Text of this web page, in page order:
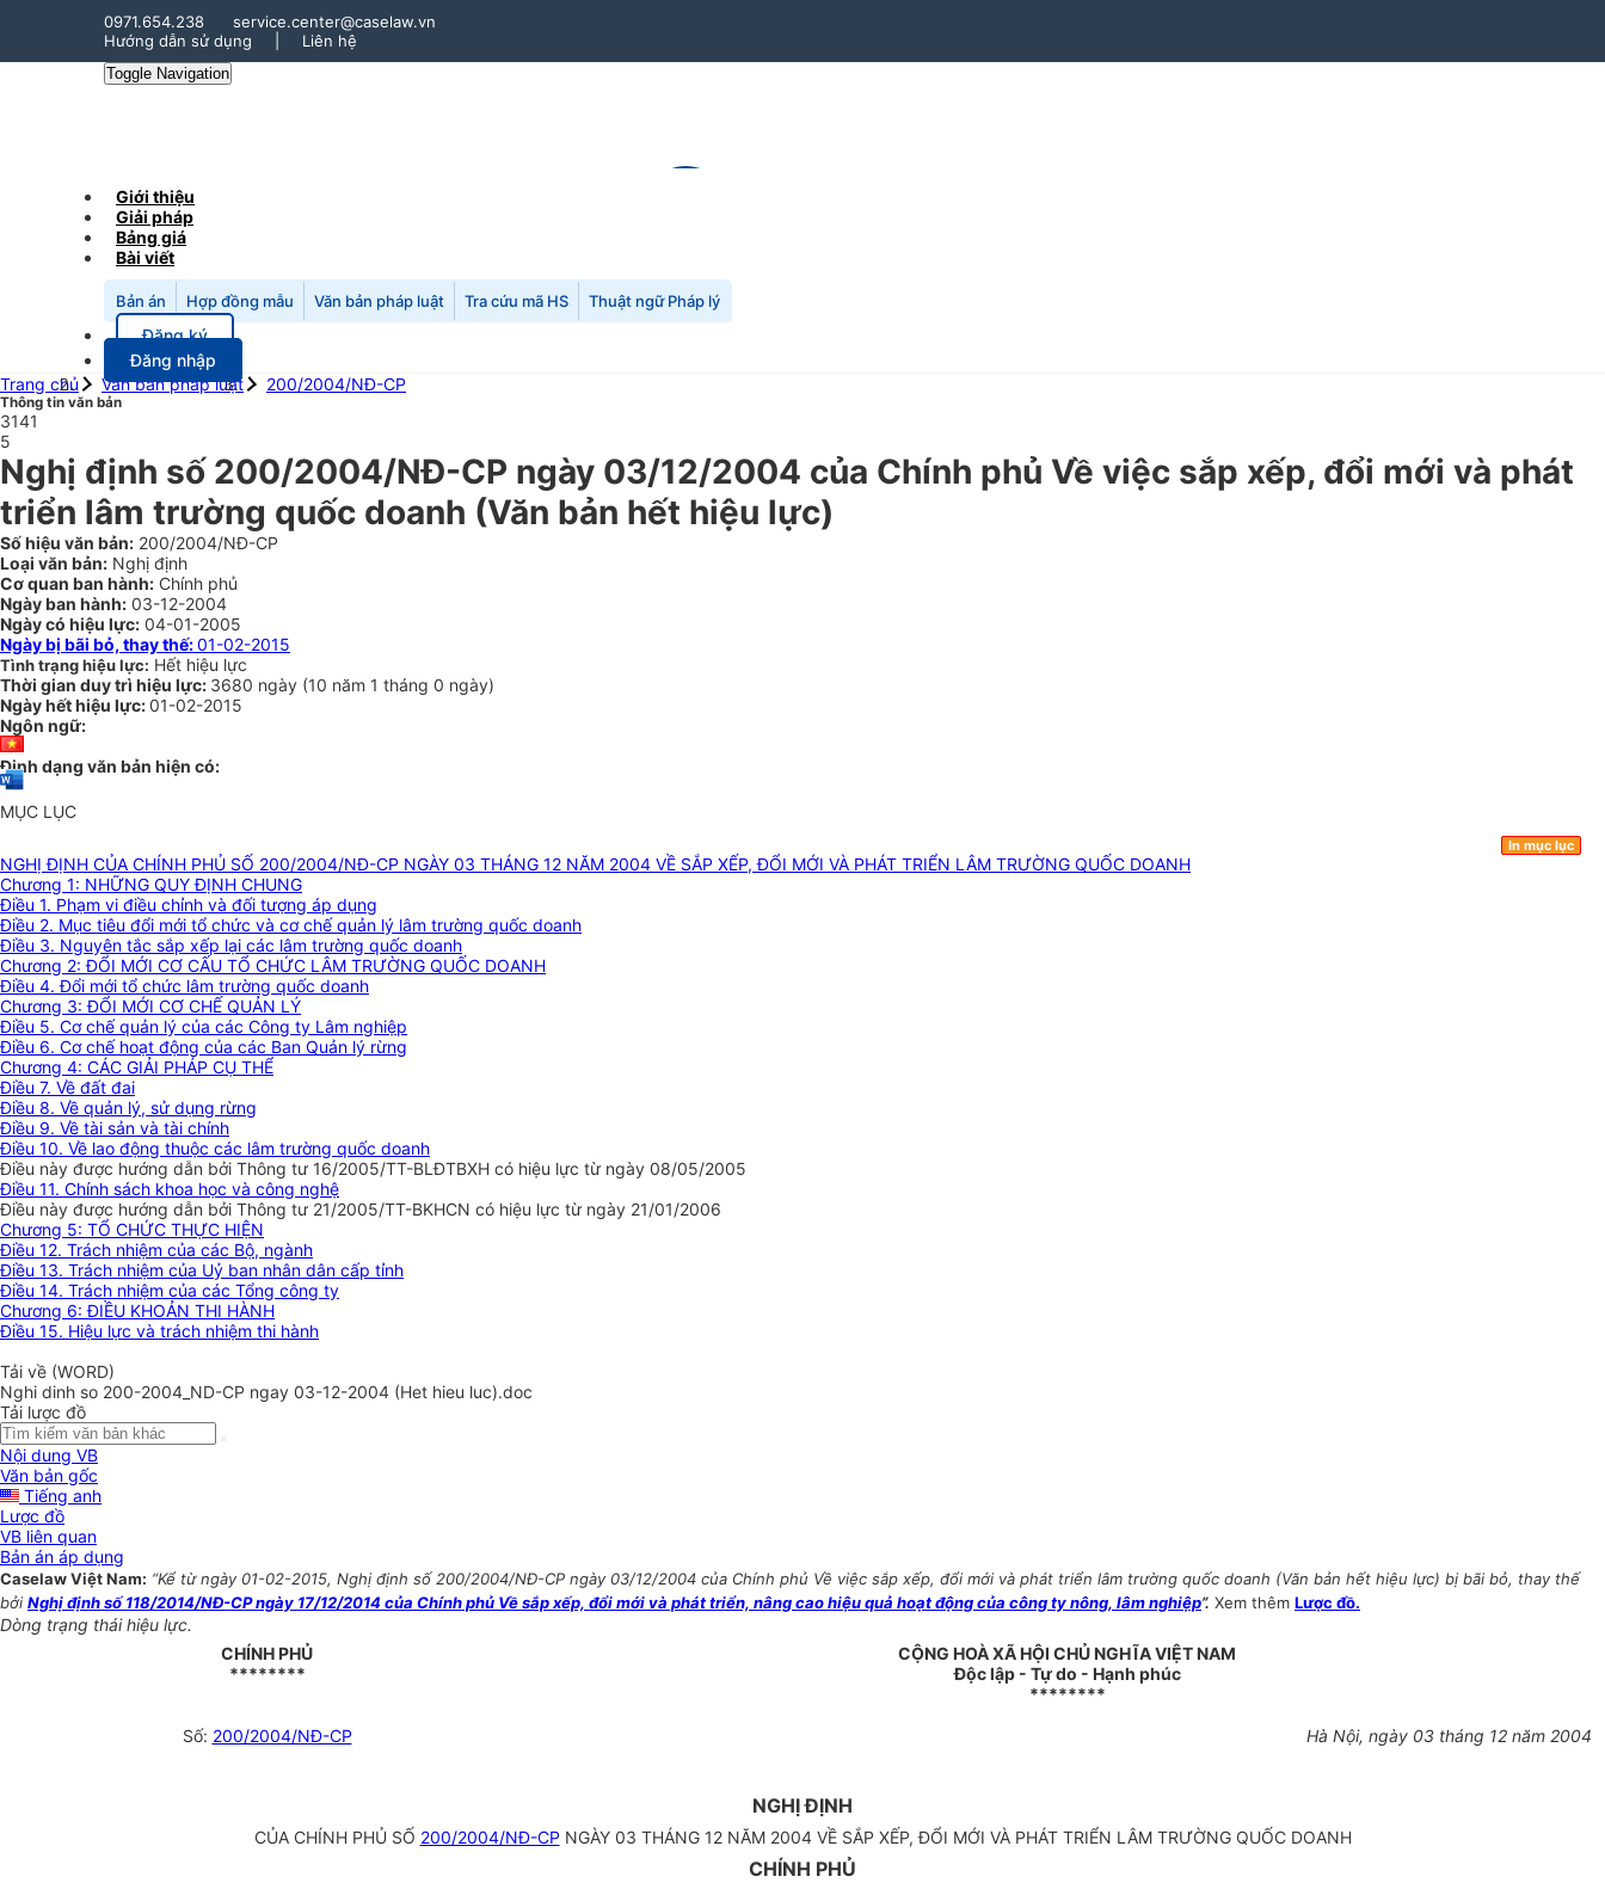
0971.654.238
service.center@caselaw.vn
Hướng dẫn sử dụng
Liên hệ
Toggle Navigation
Giới thiệu
Giải pháp
Bảng giá
Bài viết
Bản án Hợp đồng mẫu Văn bản pháp luật Tra cứu mã HS Thuật ngữ Pháp lý
Đăng ký
Đăng nhập
Trang chủ
Văn bản pháp luật 200/2004/NĐ-CP
Thông tin văn bản
3141
5
Nghị định số 200/2004/NĐ-CP ngày 03/12/2004 của Chính phủ Về việc sắp xếp, đổi mới và phát
triển lâm trường quốc doanh (Văn bản hết hiệu lực)
Số hiệu văn bản: 200/2004/NĐ-CP
Loại văn bản: Nghị định
Cơ quan ban hành: Chính phủ
Ngày ban hành: 03-12-2004
Ngày có hiệu lực: 04-01-2005
Ngày bị bãi bỏ, thay thế:01-02-2015
Tình trạng hiệu lực: Hết hiệu lực
Thời gian duy trì hiệu lực: 3680 ngày (10 năm 1 tháng 0 ngày)
Ngày hết hiệu lực:01-02-2015
Ngôn ngữ:
Định dạng văn bản hiện có:
MỤC LỤC
In mục lục
NGHỊ ĐỊNH CỦA CHÍNH PHỦ SỐ 200/2004/NĐ-CP NGÀY 03 THÁNG 12 NĂM 2004 VỀ SẮP XẾP, ĐỔI MỚI VÀ PHÁT TRIỂN LÂM TRƯỜNG QUỐC DOANH
Chương 1: NHỮNG QUY ĐỊNH CHUNG
Điều 1. Phạm vi điều chỉnh và đối tượng áp dụng
Điều 2. Mục tiêu đổi mới tổ chức và cơ chế quản lý lâm trường quốc doanh
Điều 3. Nguyên tắc sắp xếp lại các lâm trường quốc doanh
Chương 2: ĐỔI MỚI CƠ CẤU TỔ CHỨC LÂM TRƯỜNG QUỐC DOANH
Điều 4. Đổi mới tổ chức lâm trường quốc doanh
Chương 3: ĐỔI MỚI CƠ CHẾ QUẢN LÝ
Điều 5. Cơ chế quản lý của các Công ty Lâm nghiệp
Điều 6. Cơ chế hoạt động của các Ban Quản lý rừng
Chương 4: CÁC GIẢI PHÁP CỤ THỂ
Điều 7. Về đất đai
Điều 8. Về quản lý, sử dụng rừng
Điều 9. Về tài sản và tài chính
Điều 10. Về lao động thuộc các lâm trường quốc doanh
Điều này được hướng dẫn bởi Thông tư 16/2005/TT-BLĐTBXH có hiệu lực từ ngày 08/05/2005
Điều 11. Chính sách khoa học và công nghệ
Điều này được hướng dẫn bởi Thông tư 21/2005/TT-BKHCN có hiệu lực từ ngày 21/01/2006
Chương 5: TỔ CHỨC THỰC HIỆN
Điều 12. Trách nhiệm của các Bộ, ngành
Điều 13. Trách nhiệm của Uỷ ban nhân dân cấp tỉnh
Điều 14. Trách nhiệm của các Tổng công ty
Chương 6: ĐIỀU KHOẢN THI HÀNH
Điều 15. Hiệu lực và trách nhiệm thi hành
Tải về (WORD)
Nghi dinh so 200-2004_ND-CP ngay 03-12-2004 (Het hieu luc).doc
Tải lược đồ
Nội dung VB
Văn bản gốc
Tiếng anh
Lược đồ
VB liên quan
Bản án áp dụng
Caselaw Việt Nam: “Kể từ ngày 01-02-2015, Nghị định số 200/2004/NĐ-CP ngày 03/12/2004 của Chính phủ Về việc sắp xếp, đổi mới và phát triển lâm trường quốc doanh (Văn bản hết hiệu lực) bị bãi bỏ, thay thế
bởi Nghị định số 118/2014/NĐ-CP ngày 17/12/2014 của Chính phủ Về sắp xếp, đổi mới và phát triển, nâng cao hiệu quả hoạt động của công ty nông, lâm nghiệp”. Xem thêm Lược đồ.
Dòng trạng thái hiệu lực.
CHÍNH PHỦ
********
CỘNG HOÀ XÃ HỘI CHỦ NGHĨA VIỆT NAM
Độc lập - Tự do - Hạnh phúc
********
Số: 200/2004/NĐ-CP Hà Nội, ngày 03 tháng 12 năm 2004
NGHỊ ĐỊNH
CỦA CHÍNH PHỦ SỐ 200/2004/NĐ-CP NGÀY 03 THÁNG 12 NĂM 2004 VỀ SẮP XẾP, ĐỔI MỚI VÀ PHÁT TRIỂN LÂM TRƯỜNG QUỐC DOANH
CHÍNH PHỦ